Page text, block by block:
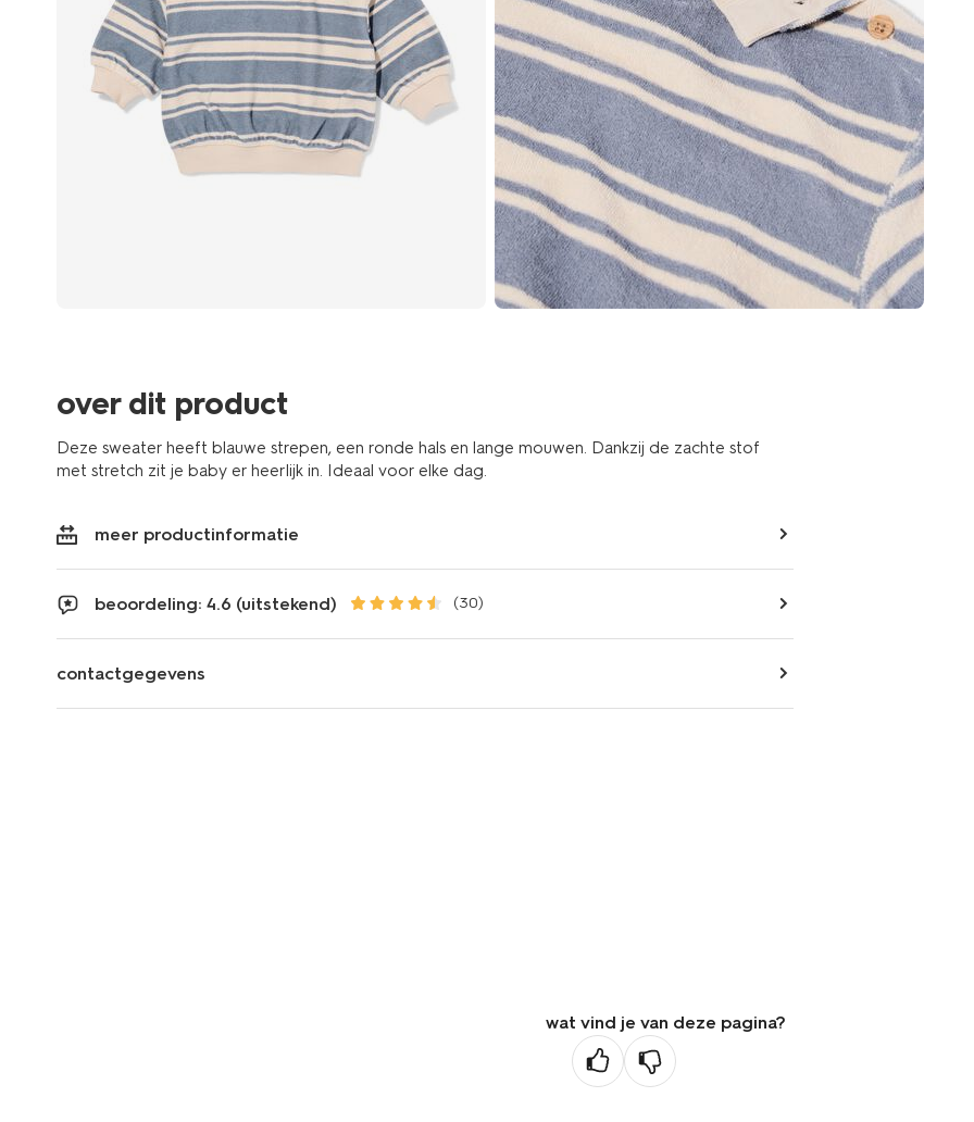
over dit product
Deze sweater heeft blauwe strepen, een ronde hals en lange mouwen. Dankzij de zachte stof
met stretch zit je baby er heerlijk in. Ideaal voor elke dag.
meer productinformatie
beoordeling: 4.6 (uitstekend) (30)
contactgegevens
wat vind je van deze pagina?